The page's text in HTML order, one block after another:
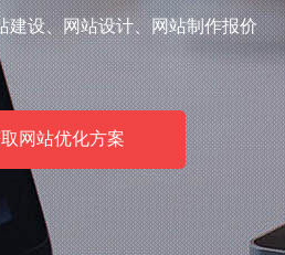
建设、网站设计、网站制作报价
网站优化方案